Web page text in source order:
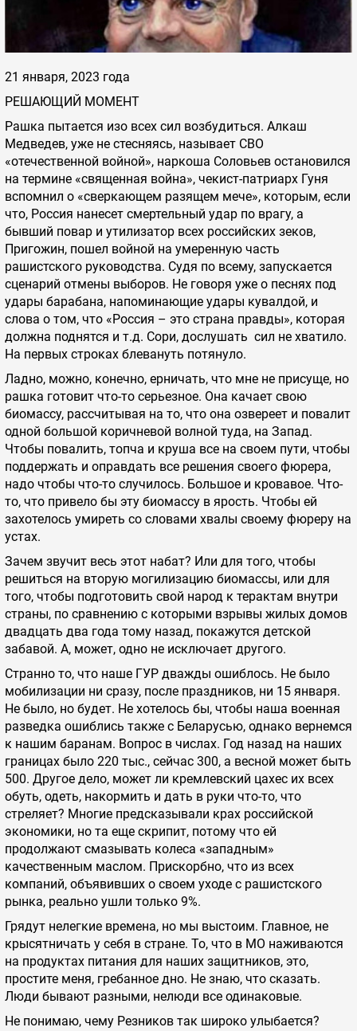
21 января, 2023 года
РЕШАЮЩИЙ МОМЕНТ
Рашка пытается изо всех сил возбудиться. Алкаш
Медведев, уже не стесняясь, называет СВО
«отечественной войной», наркоша Соловьев остановился
на термине «священная война», чекист-патриарх Гуня
вспомнил о «сверкающем разящем мече», которым, если
что, Россия нанесет смертельный удар по врагу, а
бывший повар и утилизатор всех российских зеков,
Пригожин, пошел войной на умеренную часть
рашистского руководства. Судя по всему, запускается
сценарий отмены выборов. Не говоря уже о песнях под
удары барабана, напоминающие удары кувалдой, и
слова о том, что «Россия – это страна правды», которая
должна поднятся и т.д. Сори, дослушать сил не хватило.
На первых строках блевануть потянуло.
Ладно, можно, конечно, ерничать, что мне не присуще, но
рашка готовит что-то серьезное. Она качает свою
биомассу, рассчитывая на то, что она озвереет и повалит
одной большой коричневой волной туда, на Запад.
Чтобы повалить, топча и круша все на своем пути, чтобы
поддержать и оправдать все решения своего фюрера,
надо чтобы что-то случилось. Большое и кровавое. Что-
то, что привело бы эту биомассу в ярость. Чтобы ей
захотелось умиреть со словами хвалы своему фюреру на
устах.
Зачем звучит весь этот набат? Или для того, чтобы
решиться на вторую могилизацию биомассы, или для
того, чтобы подготовить свой народ к терактам внутри
страны, по сравнению с которыми взрывы жилых домов
двадцать два года тому назад, покажутся детской
забавой. А, может, одно не исключает другого.
Странно то, что наше ГУР дважды ошиблось. Не было
мобилизации ни сразу, после праздников, ни 15 января.
Не было, но будет. Не хотелось бы, чтобы наша военная
разведка ошиблись также с Беларусью, однако вернемся
к нашим баранам. Вопрос в числах. Год назад на наших
границах было 220 тыс., сейчас 300, а весной может быть
500. Другое дело, может ли кремлевский цахес их всех
обуть, одеть, накормить и дать в руки что-то, что
стреляет? Многие предсказывали крах российской
экономики, но та еще скрипит, потому что ей
продолжают смазывать колеса «западным»
качественным маслом. Прискорбно, что из всех
компаний, объявивших о своем уходе с рашистского
рынка, реально ушли только 9%.
Грядут нелегкие времена, но мы выстоим. Главное, не
крысятничать у себя в стране. То, что в МО наживаются
на продуктах питания для наших защитников, это,
простите меня, гребанное дно. Не знаю, что сказать.
Люди бывают разными, нелюди все одинаковые.
Не понимаю, чему Резников так широко улыбается?